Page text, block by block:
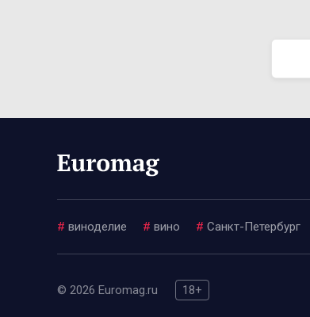
# виноделие # вино # Санкт-Петербург
© 2026 Euromag.ru 18+